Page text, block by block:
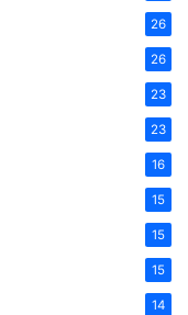
26
26
23
23
16
15
15
15
14